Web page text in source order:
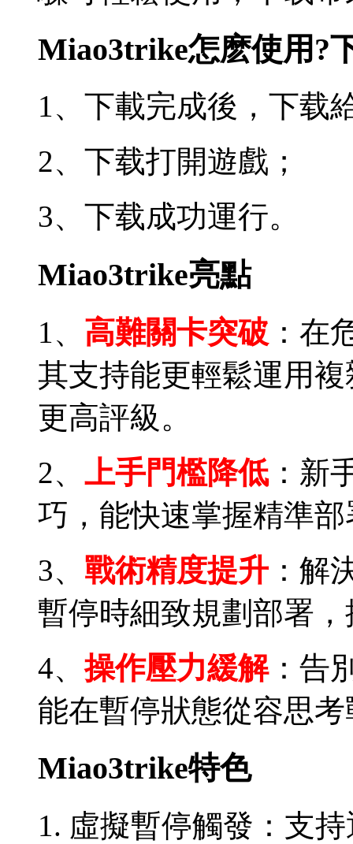
Miao3trike怎麽使用?
1、下載完成後，下载
2、下载打開遊戲；
3、下载成功運行。
Miao3trike亮點
1、 高難關卡突破 ：在
其支持能更輕鬆運用
更高評級。
2、 上手門檻降低：新
巧，能快速掌握精準
3、 戰術精度提升 ：解
暫停時細致規劃部署
4、操作壓力緩解：告
能在暫停狀態從容思
Miao3trike特色
1. 虛擬暫停觸發：支